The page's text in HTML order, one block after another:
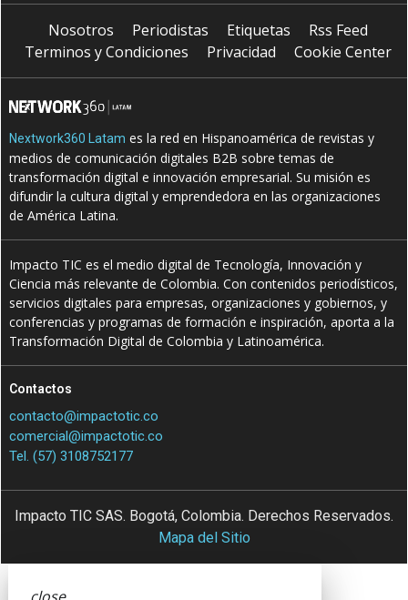
Nosotros Periodistas Etiquetas
Rss Feed
Terminos y Condiciones
Privacidad Cookie Center
Nextwork360 Latam es la red en Hispanoamérica de revistas y
medios de comunicación digitales B2B sobre temas de
transformación digital e innovación empresarial. Su misión es
difundir la cultura digital y emprendedora en las organizaciones
de América Latina.
Impacto TIC es el medio digital de Tecnología, Innovación y
Ciencia más relevante de Colombia. Con contenidos periodísticos,
servicios digitales para empresas, organizaciones y gobiernos, y
conferencias y programas de formación e inspiración, aporta a la
Transformación Digital de Colombia y Latinoamérica.
Contactos
contacto@impactotic.co
comercial@impactotic.co
Tel. (57) 3108752177
Impacto TIC SAS. Bogotá, Colombia. Derechos Reservados.
Mapa del Sitio